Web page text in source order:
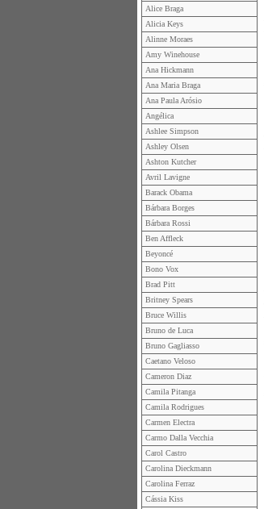
Alice Braga
Alicia Keys
Alinne Moraes
Amy Winehouse
Ana Hickmann
Ana Maria Braga
Ana Paula Arósio
Angélica
Ashlee Simpson
Ashley Olsen
Ashton Kutcher
Avril Lavigne
Barack Obama
Bárbara Borges
Bárbara Rossi
Ben Affleck
Beyoncé
Bono Vox
Brad Pitt
Britney Spears
Bruce Willis
Bruno de Luca
Bruno Gagliasso
Caetano Veloso
Cameron Diaz
Camila Pitanga
Camila Rodrigues
Carmen Electra
Carmo Dalla Vecchia
Carol Castro
Carolina Dieckmann
Carolina Ferraz
Cássia Kiss